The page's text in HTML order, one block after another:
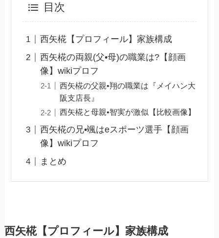
目次
西矢椛【プロフィール】家族構成
西矢椛の両親(父•母)の職業は?【顔画
像】wikiプロフ
西矢椛の父親•翔の職業は『メイハン大
阪支店長』
西矢椛と母親•智実が激似【比較画像】
西矢椛の兄•颯はeスポーツ選手【顔画
像】wikiプロフ
まとめ
西矢椛【プロフィール】家族構成